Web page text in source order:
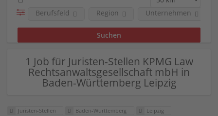
Berufsfeld Region Unternehmen
1 Job für Juristen-Stellen KPMG Law
Rechtsanwaltsgesellschaft mbH in
Baden-Württemberg Leipzig
Juristen-Stellen Baden-Württemberg
Leipzig